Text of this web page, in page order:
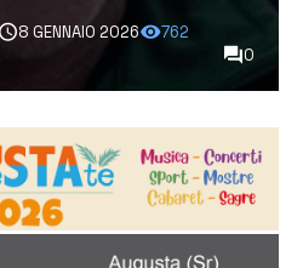
8 GENNAIO 2026
762
0